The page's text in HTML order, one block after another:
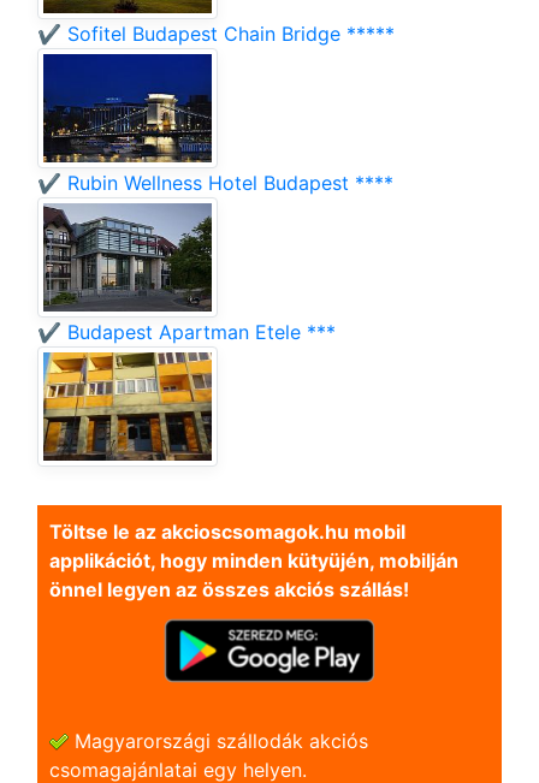
✔️ Sofitel Budapest Chain Bridge *****
✔️ Rubin Wellness Hotel Budapest ****
✔️ Budapest Apartman Etele ***
Töltse le az akcioscsomagok.hu mobil
applikációt, hogy minden kütyüjén, mobilján
önnel legyen az összes akciós szállás!
Magyarországi szállodák akciós
csomagajánlatai egy helyen.